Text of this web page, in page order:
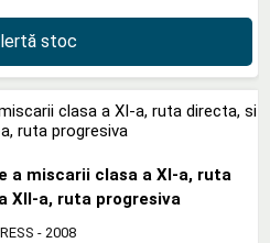
stoc
a miscarii clasa a XI-a, ruta
XII-a, ruta progresiva
- 2008